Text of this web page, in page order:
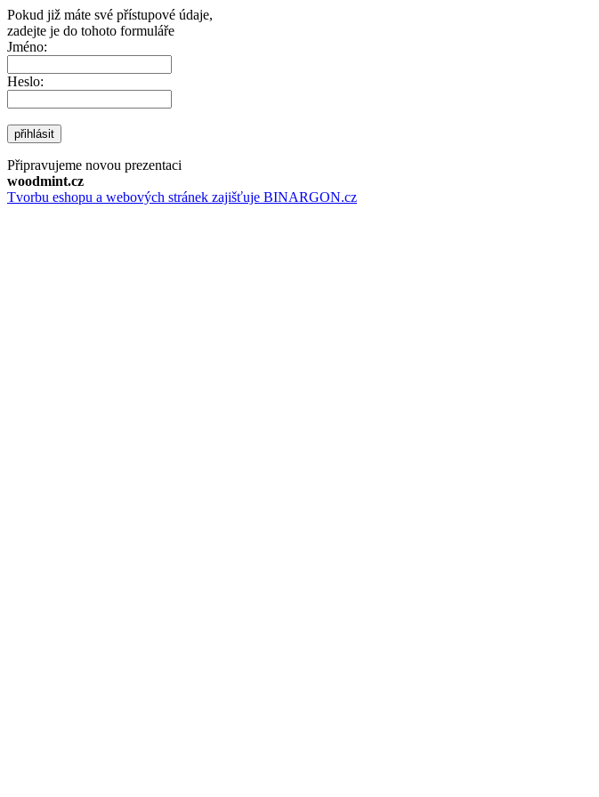
Pokud již máte své přístupové údaje,
zadejte je do tohoto formuláře
Jméno:
Heslo:
přihlásit
Připravujeme novou prezentaci
woodmint.cz
Tvorbu eshopu a webových stránek zajišťuje BINARGON.cz